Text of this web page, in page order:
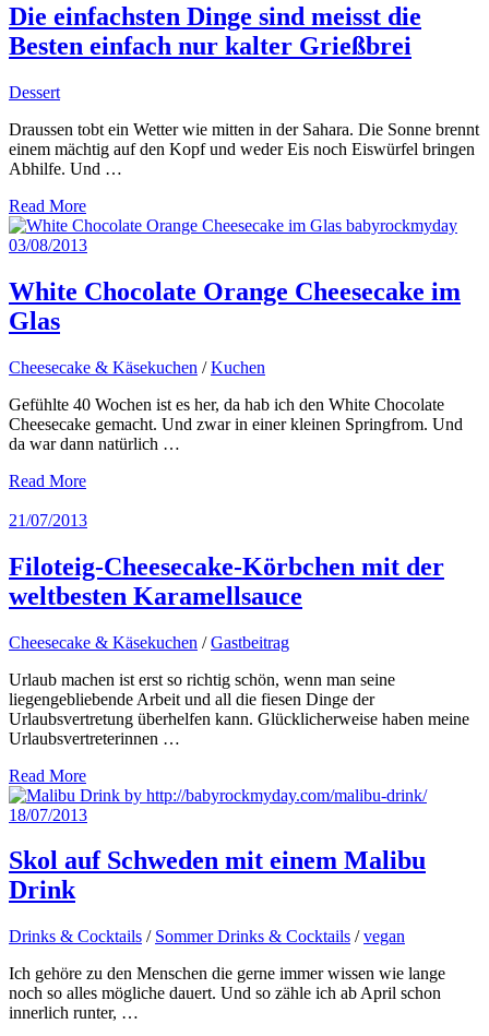
Die einfachsten Dinge sind meisst die
Besten einfach nur kalter Grießbrei
Dessert
Draussen tobt ein Wetter wie mitten in der Sahara. Die Sonne brennt
einem mächtig auf den Kopf und weder Eis noch Eiswürfel bringen
Abhilfe. Und …
Read More
03/08/2013
White Chocolate Orange Cheesecake im
Glas
Cheesecake & Käsekuchen /Kuchen
Gefühlte 40 Wochen ist es her, da hab ich den White Chocolate
Cheesecake gemacht. Und zwar in einer kleinen Springfrom. Und
da war dann natürlich …
Read More
21/07/2013
Filoteig-Cheesecake-Körbchen mit der
weltbesten Karamellsauce
Cheesecake & Käsekuchen /Gastbeitrag
Urlaub machen ist erst so richtig schön, wenn man seine
liegengebliebende Arbeit und all die fiesen Dinge der
Urlaubsvertretung überhelfen kann. Glücklicherweise haben meine
Urlaubsvertreterinnen …
Read More
18/07/2013
Skol auf Schweden mit einem Malibu
Drink
Drinks & Cocktails / Sommer Drinks & Cocktails /vegan
Ich gehöre zu den Menschen die gerne immer wissen wie lange
noch so alles mögliche dauert. Und so zähle ich ab April schon
innerlich runter, …